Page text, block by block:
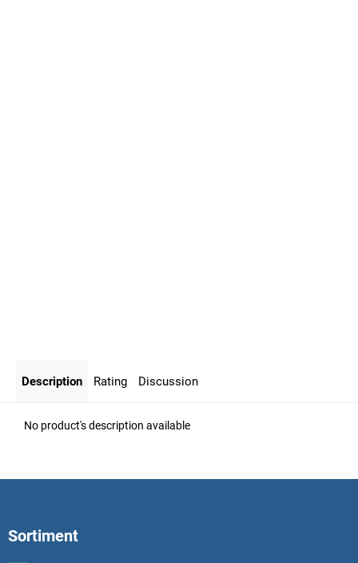
Description Rating Discussion
No product's description available
Sortiment